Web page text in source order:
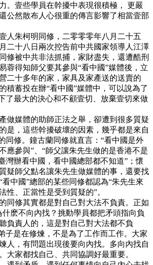
。壹些學員在幹擾中表現很積極， 更嚴
公然散布人心很重的傳言影響了相當壹部
人朱柯明同修，二零零零年八月二十五
二十八日兩次控告前中共國家領導人江澤
修被中共非法抓捕，家財盡失，還遭酷刑
蓉得知師父要其參與“看中國”媒體後，立
二十多年的家，家具及家產送的送賣的
積蓄投在辦“看中國”媒體中，可以說為了
了最大的決心和不顧壹切、放棄壹切來做
做媒體的助師正法之舉，卻遭到很多質疑
是，這些幹擾破壞的因素，幾乎都是來自
同修。鐘古蘭同修就直言：“看中國是外
應參與”、“師父讓朱先生做的是香港不是
灣辦看中國，看中國總部都不知道”；懷
疑師父點名讓朱先生做媒體的事，還要找
看中國”總部的某些同修都認為“朱先生來
性、正當性是受到質疑的”。
同修其實都是對自己對大法不負責。正如
什麽不向內找？挑動學員都把矛頭指向負
負責人的，這是對自己對大法都不負
子是在修煉，不是為了工作而工作。大家
人，有問題出現後要向內找。多向內找自
大家都找自己、共同協調好最重要。